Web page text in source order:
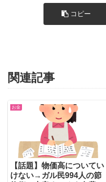
コピー
関連記事
お金
【話題】物価高についてい
けない→ガル民994人の節